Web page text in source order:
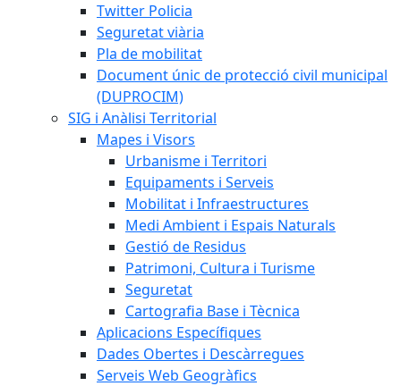
Twitter Policia
Seguretat viària
Pla de mobilitat
Document únic de protecció civil municipal
(DUPROCIM)
SIG i Anàlisi Territorial
Mapes i Visors
Urbanisme i Territori
Equipaments i Serveis
Mobilitat i Infraestructures
Medi Ambient i Espais Naturals
Gestió de Residus
Patrimoni, Cultura i Turisme
Seguretat
Cartografia Base i Tècnica
Aplicacions Específiques
Dades Obertes i Descàrregues
Serveis Web Geogràfics